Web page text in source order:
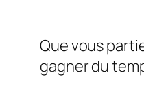
Que vous
gagner du